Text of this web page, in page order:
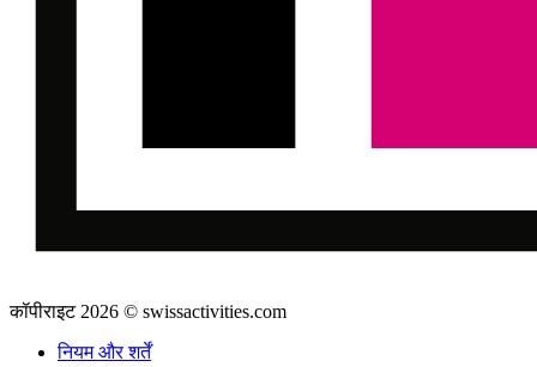
कॉपीराइट 2026 © swissactivities.com
नियम और शर्तें